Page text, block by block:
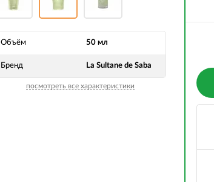
Объём 50 мл
Бренд La Sultane de Saba
посмотреть все характеристики